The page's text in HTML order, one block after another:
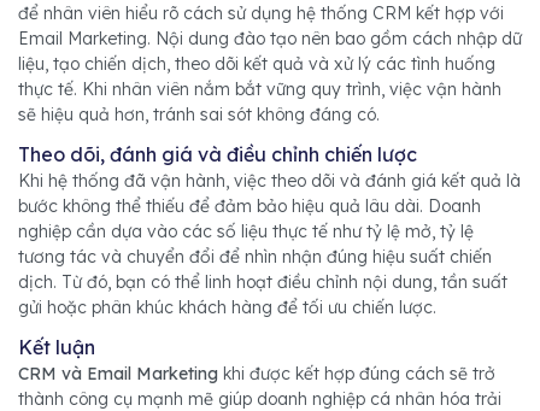
để nhân viên hiểu rõ cách sử dụng hệ thống CRM kết hợp với
Email Marketing. Nội dung đào tạo nên bao gồm cách nhập dữ
liệu, tạo chiến dịch, theo dõi kết quả và xử lý các tình huống
thực tế. Khi nhân viên nắm bắt vững quy trình, việc vận hành
sẽ hiệu quả hơn, tránh sai sót không đáng có.
Theo dõi, đánh giá và điều chỉnh chiến lược
Khi hệ thống đã vận hành, việc theo dõi và đánh giá kết quả là
bước không thể thiếu để đảm bảo hiệu quả lâu dài. Doanh
nghiệp cần dựa vào các số liệu thực tế như tỷ lệ mở, tỷ lệ
tương tác và chuyển đổi để nhìn nhận đúng hiệu suất chiến
dịch. Từ đó, bạn có thể linh hoạt điều chỉnh nội dung, tần suất
gửi hoặc phân khúc khách hàng để tối ưu chiến lược.
Kết luận
CRM và Email Marketing khi được kết hợp đúng cách sẽ trở
thành công cụ mạnh mẽ giúp doanh nghiệp cá nhân hóa trải